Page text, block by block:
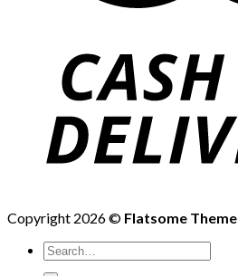
Copyright 2026 © Flatsome Theme
Search
for: